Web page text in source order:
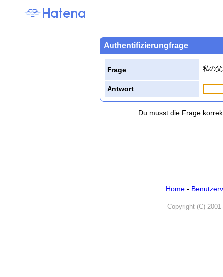
Authentifizierungfrage
Frage 私の
Antwort
Du musst die Frage
Home-
Copyright (C)